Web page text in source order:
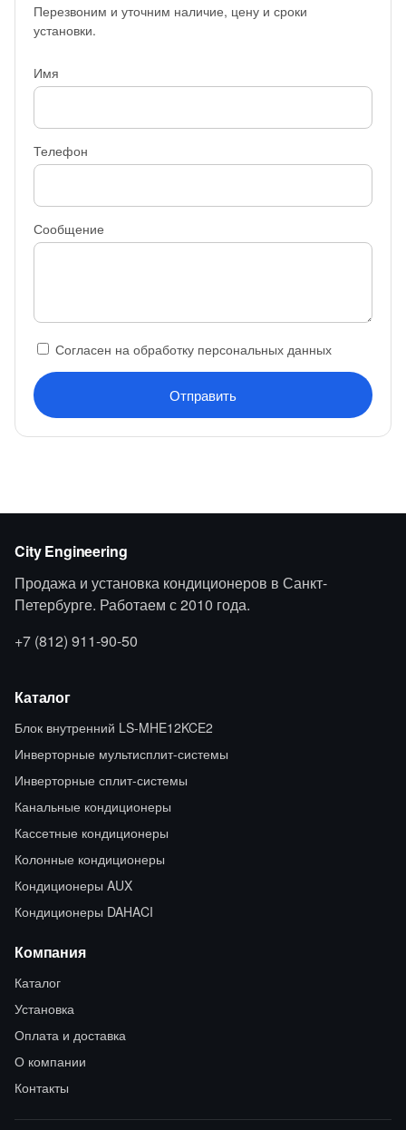
Перезвоним и уточним наличие, цену и сроки
установки.
Имя
Телефон
Сообщение
Согласен на обработку персональных данных
Отправить
City Engineering
Продажа и установка кондиционеров в Санкт-
Петербурге. Работаем с 2010 года.
+7 (812) 911-90-50
Каталог
Блок внутренний LS-MHE12KCE2
Инверторные мультисплит-системы
Инверторные сплит-системы
Канальные кондиционеры
Кассетные кондиционеры
Колонные кондиционеры
Кондиционеры AUX
Кондиционеры DAHACI
Компания
Каталог
Установка
Оплата и доставка
О компании
Контакты